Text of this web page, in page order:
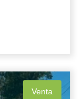
Venta